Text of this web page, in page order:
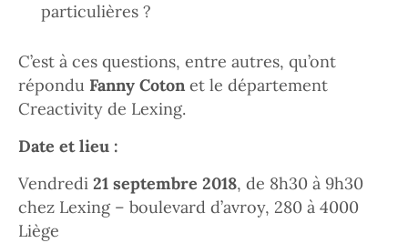
particulières ?
C’est à ces questions, entre autres, qu’ont
répondu Fanny Coton et le département
Creactivity de Lexing.
Date et lieu :
Vendredi 21 septembre 2018, de 8h30 à 9h30
chez Lexing – boulevard d’avroy, 280 à 4000
Liège